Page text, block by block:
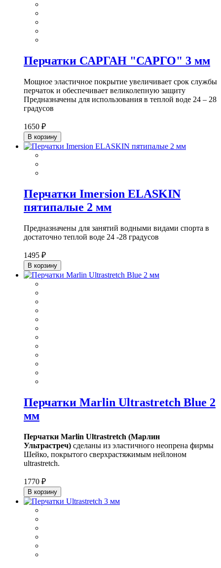
Перчатки САРГАН "САРГО" 3 мм
Мощное эластичное покрытие увеличивает срок службы
перчаток и обеспечивает великолепную защиту
Предназначены для использования в теплой воде 24 – 28
градусов
1650 ₽
В корзину
Перчатки Imersion ELASKIN
пятипалые 2 мм
Предназначены для занятий водными видами спорта в
достаточно теплой воде 24 -28 градусов
1495 ₽
В корзину
Перчатки Marlin Ultrastretch Blue 2
мм
Перчатки Marlin Ultrastretch (Марлин
Ультрастреч) сделаны из эластичного неопрена фирмы
Шейко, покрытого сверхрастяжимым нейлоном
ultrastretch.
1770 ₽
В корзину